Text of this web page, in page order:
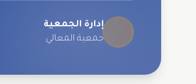
إدارة الجمعية
جمعية المعالي